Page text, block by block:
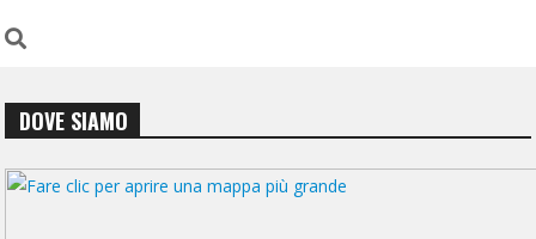
DOVE SIAMO